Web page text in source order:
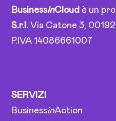
BusinessinCloud è un
S.r.l. Via Catone 3,
P.IVA 14086661007
SERVIZI
BusinessinAction